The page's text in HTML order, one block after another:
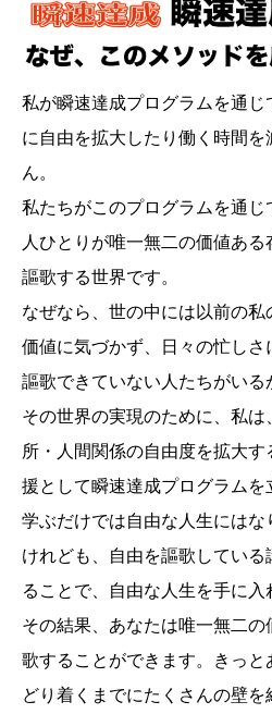
私が瞬速達成プログラムを通
に自由を拡大したり働く時間
ん。
私たちがこのプログラムを通
人ひとりが唯一無二の価値あ
謳歌する世界です。
なぜなら、世の中には以前の
価値に気づかず、日々の忙し
謳歌できていない人たちがいる
その世界の実現のために、私
所・人間関係の自由度を拡大
援として瞬速達成プログラム
学ぶだけでは自由な人生にはな
けれども、自由を謳歌してい
ることで、自由な人生を手に入
その結果、あなたは唯一無二
歌することができます。きっと
どり着くまでにたくさんの壁を